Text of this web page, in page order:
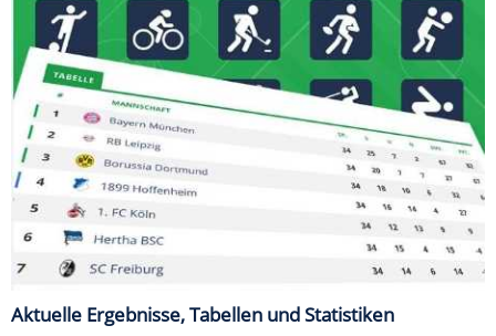
Aktuelle Ergebnisse, Tabellen und Statistiken